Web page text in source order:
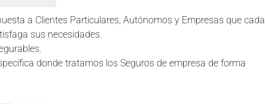
a Clientes Particulares, Autónomos y Empresas que cada
sus necesidades.
donde tratamos los Seguros de empresa de forma